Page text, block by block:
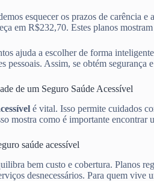
esquecer os prazos de carência
em R$232,70. Estes planos
ajuda a escolher de forma
pessoais. Assim, se obtém
de um Seguro Saúde Acessível
é vital. Isso permite cuidados
mostra como é importante encontrar
saúde acessível
bem custo e cobertura. Planos
desnecessários. Para quem